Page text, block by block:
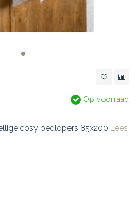
Op voorraad
cosy bedlopers 85x200 Lees